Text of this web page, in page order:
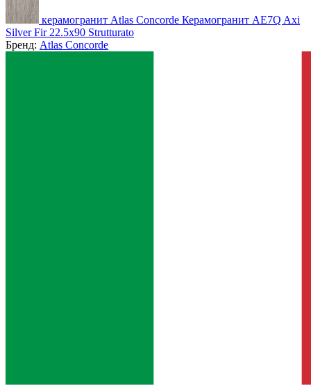
керамогранит Atlas Concorde Керамогранит AE7Q Axi
Silver Fir 22.5x90 Strutturato
Бренд: Atlas Concorde